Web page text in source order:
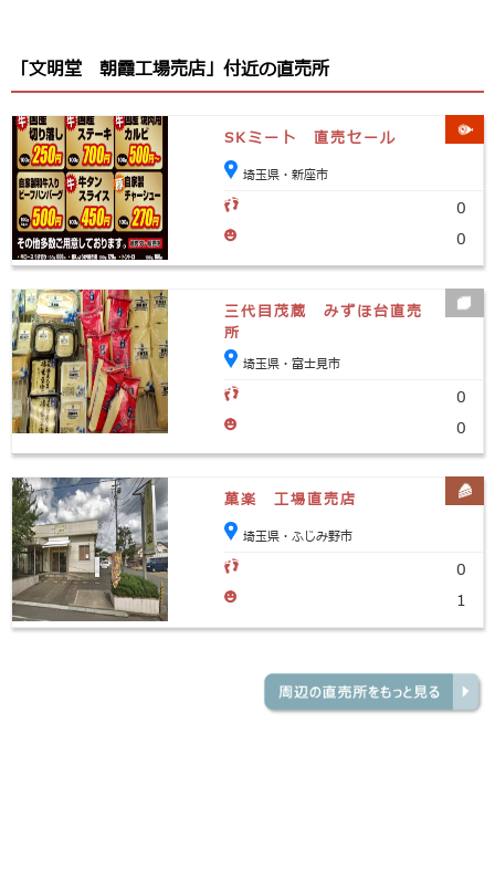
「文明堂 朝霞工場売店」付近の直売所
SKミート 直売セール
埼玉県・新座市
0
0
三代目茂蔵 みずほ台直売
所
埼玉県・富士見市
0
0
菓楽 工場直売店
埼玉県・ふじみ野市
0
1